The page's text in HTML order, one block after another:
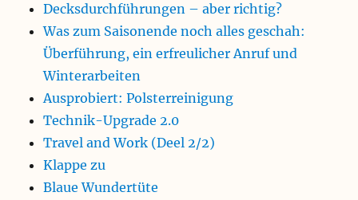
Decksdurchführungen – aber richtig?
Was zum Saisonende noch alles geschah:
Überführung, ein erfreulicher Anruf und
Winterarbeiten
Ausprobiert: Polsterreinigung
Technik-Upgrade 2.0
Travel and Work (Deel 2/2)
Klappe zu
Blaue Wundertüte